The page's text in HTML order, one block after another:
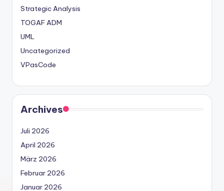
Strategic Analysis
TOGAF ADM
UML
Uncategorized
VPasCode
Archives
Juli 2026
April 2026
März 2026
Februar 2026
Januar 2026